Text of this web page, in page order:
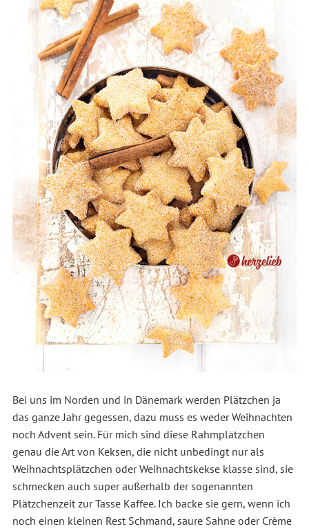
Bei uns im Norden und in Dänemark werden Plätzchen ja
das ganze Jahr gegessen, dazu muss es weder Weihnachten
noch Advent sein. Für mich sind diese Rahmplätzchen
genau die Art von Keksen, die nicht unbedingt nur als
Weihnachtsplätzchen oder Weihnachtskekse klasse sind, sie
schmecken auch super außerhalb der sogenannten
Plätzchenzeit zur Tasse Kaffee. Ich backe sie gern, wenn ich
noch einen kleinen Rest Schmand, saure Sahne oder Crème